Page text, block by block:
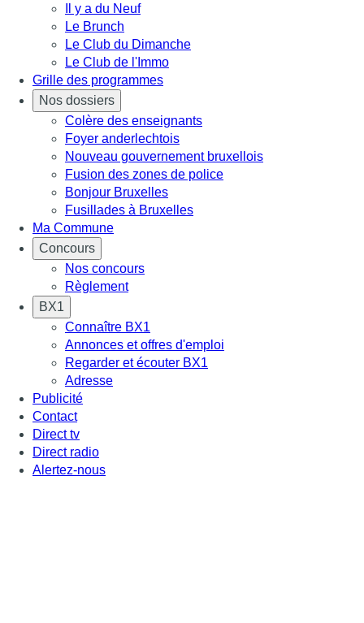
Il y a du Neuf
Le Brunch
Le Club du Dimanche
Le Club de l'Immo
Grille des programmes
Nos dossiers
Colère des enseignants
Foyer anderlechtois
Nouveau gouvernement bruxellois
Fusion des zones de police
Bonjour Bruxelles
Fusillades à Bruxelles
Ma Commune
Concours
Nos concours
Règlement
BX1
Connaître BX1
Annonces et offres d'emploi
Regarder et écouter BX1
Adresse
Publicité
Contact
Direct tv
Direct radio
Alertez-nous